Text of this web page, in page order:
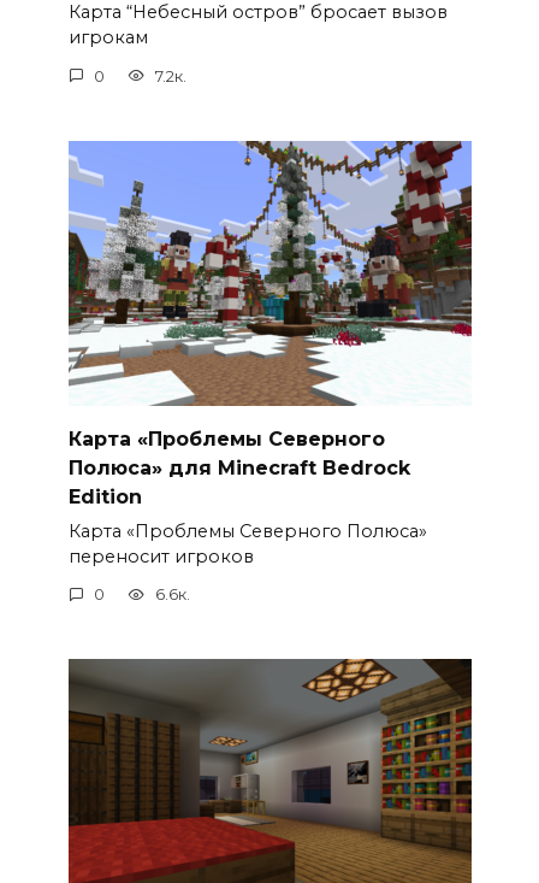
Карта “Небесный остров” бросает вызов
игрокам
0 7.2к.
Карта «Проблемы Северного
Полюса» для Minecraft Bedrock
Edition
Карта «Проблемы Северного Полюса»
переносит игроков
0 6.6к.